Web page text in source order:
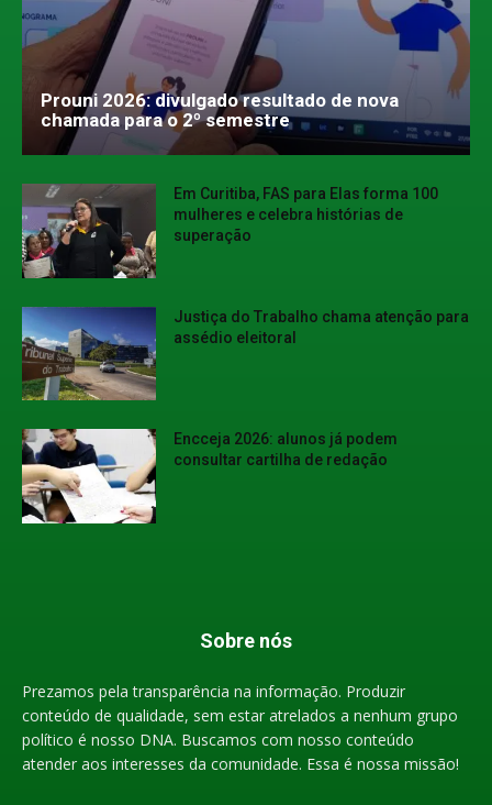
Prouni 2026: divulgado resultado de nova
chamada para o 2º semestre
Em Curitiba, FAS para Elas forma 100
mulheres e celebra histórias de
superação
Justiça do Trabalho chama atenção para
assédio eleitoral
Encceja 2026: alunos já podem
consultar cartilha de redação
Sobre nós
Prezamos pela transparência na informação. Produzir
conteúdo de qualidade, sem estar atrelados a nenhum grupo
político é nosso DNA. Buscamos com nosso conteúdo
atender aos interesses da comunidade. Essa é nossa missão!